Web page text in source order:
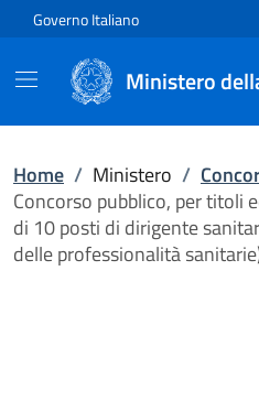
Vai direttamente al contenuto
Governo Italiano
Ministero
Home / Ministero /
Concorso pubblico, per titoli
di 10 posti di dirigente
delle professionalità